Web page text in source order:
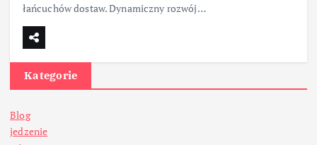
łańcuchów dostaw. Dynamiczny rozwój…
Kategorie
Blog
jedzenie